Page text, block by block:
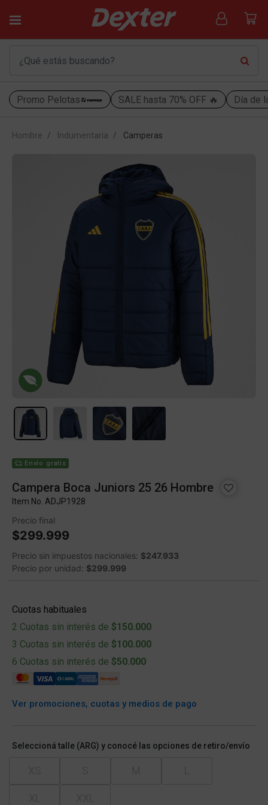
Promo Pelotas SALE hasta 70% OFF 🔥 Día de
Hombre Indumentaria Camperas
Envío gratis
Campera Boca Juniors 25 26 Hombre
Item No. ADJP1928
Precio final
$299.999
Precio sin impuestos nacionales: $247.933
Precio por unidad: $299.999
Cuotas habituales
2 Cuotas sin interés de $150.000
3 Cuotas sin interés de $100.000
6 Cuotas sin interés de $50.000
Ver promociones, cuotas y medios de pago
Seleccioná talle (ARG) y conocé las opciones de retiro/envío